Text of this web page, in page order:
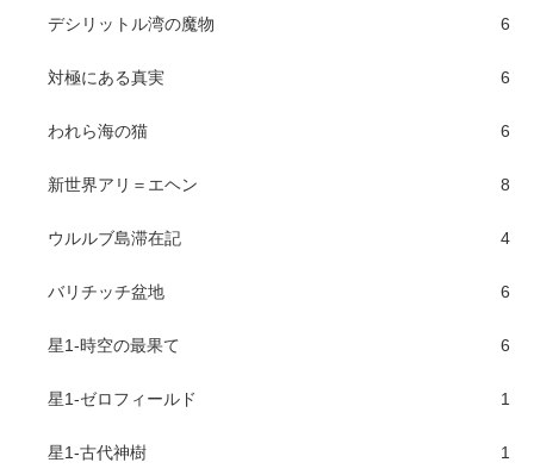
デシリットル湾の魔物 6
対極にある真実 6
われら海の猫 6
新世界アリ＝エヘン 8
ウルルブ島滞在記 4
バリチッチ盆地 6
星1-時空の最果て 6
星1-ゼロフィールド 1
星1-古代神樹 1